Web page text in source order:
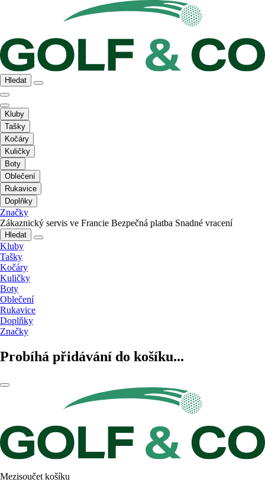
Hledat
Kluby
Tašky
Kočáry
Kuličky
Boty
Oblečení
Rukavice
Doplňky
Značky
Zákaznický servis ve Francie Bezpečná platba Snadné vracení
Hledat
Kluby
Tašky
Kočáry
Kuličky
Boty
Oblečení
Rukavice
Doplňky
Značky
Probíhá přidávání do košíku...
Mezisoučet košíku